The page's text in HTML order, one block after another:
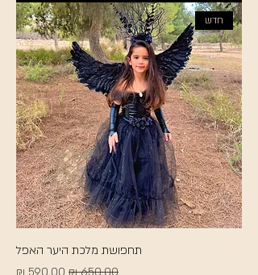
חדש
תחפושת מלכת היער האפל
מחיר רגיל
מחיר מבצע